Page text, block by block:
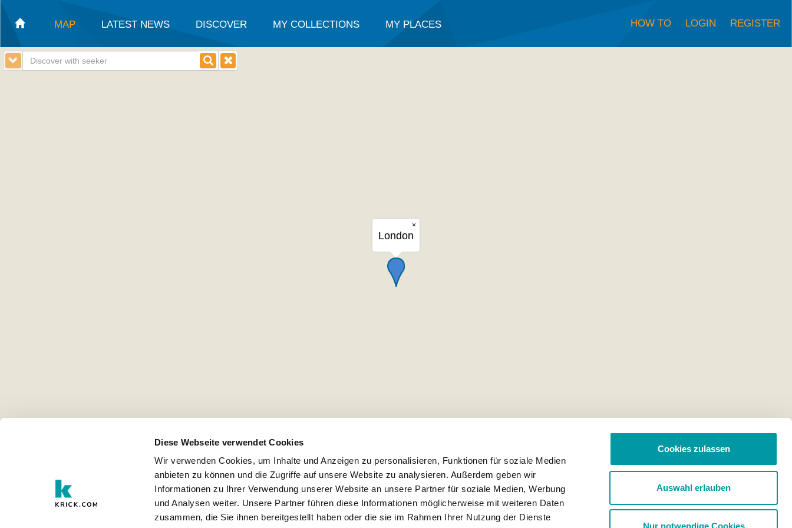
Diese Webseite verwendet Cookies
Wir verwenden Cookies, um Inhalte und Anzeigen zu personalisieren, Funktionen für soziale Medien
anbieten zu können und die Zugriffe auf unsere Website zu analysieren. Außerdem geben wir
Informationen zu Ihrer Verwendung unserer Website an unsere Partner für soziale Medien, Werbung
und Analysen weiter. Unsere Partner führen diese Informationen möglicherweise mit weiteren Daten
zusammen, die Sie ihnen bereitgestellt haben oder die sie im Rahmen Ihrer Nutzung der Dienste
Cookies zulassen
Auswahl erlauben
Nur notwendige Cookies
MAP LATEST NEWS DISCOVER MY COLLECTIONS MY PLACES HOW TO LOGIN REGISTER
×
London